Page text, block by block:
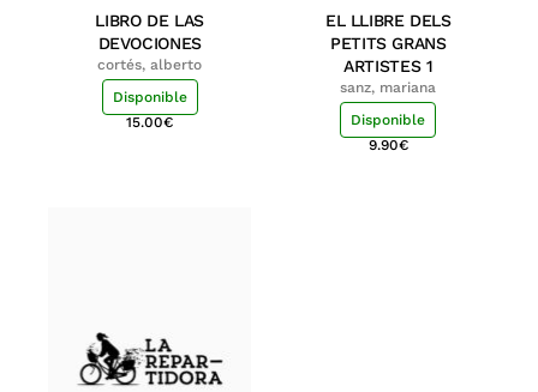
LIBRO DE LAS
DEVOCIONES
cortés, alberto
Disponible
15.00€
EL LLIBRE DELS
PETITS GRANS
ARTISTES 1
sanz, mariana
Disponible
9.90€